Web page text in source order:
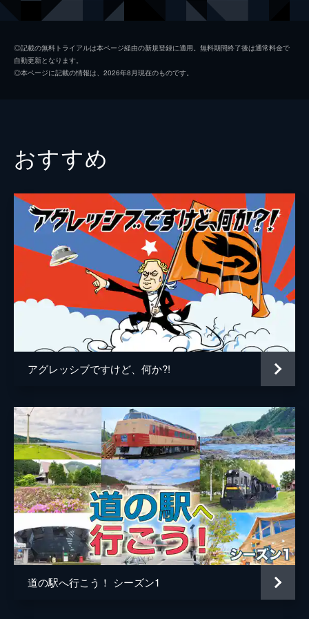
れ、色付け、溶かすなどの行程を経て...。
#2 ニッチロー・小石田純一と上田旅行
ニッチロー、小石田純一と共に長野上田に出
発。ニッチローの地元で、女子野球チーム・
#3 ニッチロー・紗綾とグランピング
ニッチローと紗綾と共に那須でグランピング
た。そこで、昼食はペット可のコンセプトバ
ル・那須高原バルで食事を楽しむ。現地に到
着し、部屋割り後に夕食に舌鼓を打った。
20分
#4 ニッチロー・小石田純一と宇都宮でタ
イフェスティバル
ニッチロー、小石田純一と宇都宮の映えスポ
ットに向かう。車中、小石田純一がネタを披
露するがダダすべり。そしてヤキニクイチロ
ーに到着。おいしい肉を堪能後、貸切カラオ
18分
静岡県三島出身の真奈がゆってぃと共に地元
のお勧めスポットを案内する。途中、伊豆村
の駅に立ち寄って食事をすることに。そして
三島へ。三島初のストリートブランド・
SLEEPYYに向かい、コラボをお願いする。
18分
#6 ニッチロー・小石田純一・加美杏奈と
龍宮城スパホテル三日月へ
お馴染みのニッチローと小石田純一ペアと共
に龍宮城スパ・ホテル三日月へ向かう。途中
で加美杏奈と合流し、早速バーベキューを楽
しむ。そして、ビーチで8輪車バギーに乗る
ニッチロー
真矢みつき
◎記載の無料トライアルは本ページ経由の新規登録に適用。無料期間終了後は通常料金で
自動更新となります。
◎本ページに記載の情報は、2026年8月現在のものです。
おすすめ
アグレッシブですけど、何か?!
道の駅へ行こう！ シーズン1